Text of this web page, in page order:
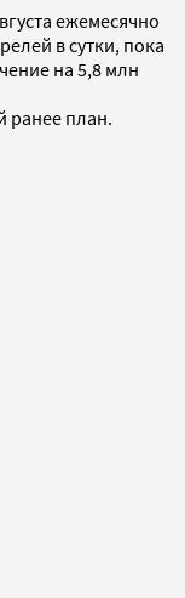
ежемесячно
в сутки, пока
на 5,8 млн
ранее план.